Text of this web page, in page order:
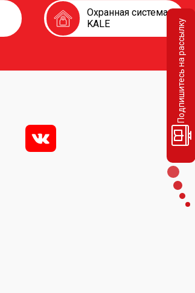
Подпишитесь на рассылку
Охранная система
KALE
v